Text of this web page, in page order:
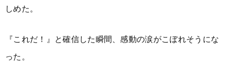
しめた。
『これだ！』と確信した瞬間、感動の涙がこぼれそうにな
った。